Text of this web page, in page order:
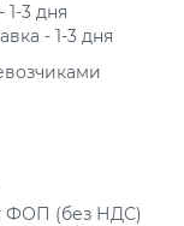
3 дня
- 1-3 дня
ФОП (без НДС)